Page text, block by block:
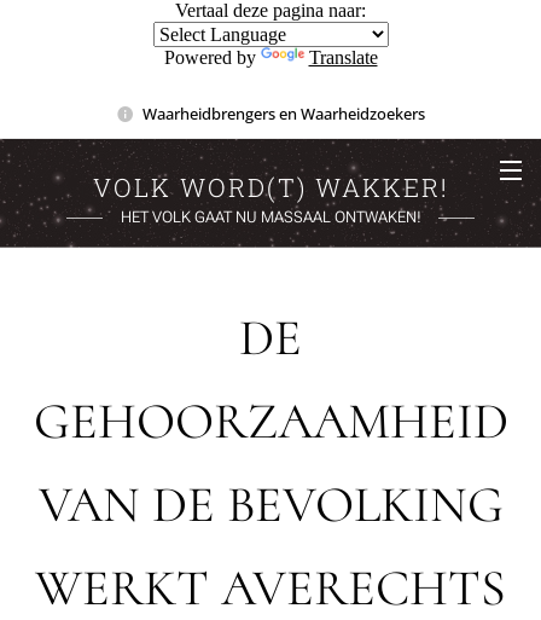
Vertaal deze pagina naar:
Powered by Translate
Waarheidbrengers en Waarheidzoekers
VOLK WORD(T) WAKKER!
HET VOLK GAAT NU MASSAAL ONTWAKEN!
DE
GEHOORZAAMHEID
VAN DE BEVOLKING
WERKT AVERECHTS